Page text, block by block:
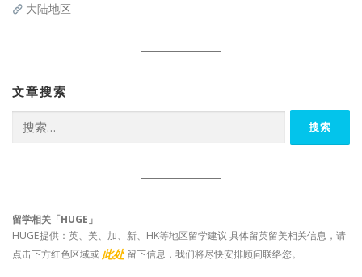
大陆地区
文章搜索
索：
留学相关「HUGE」
HUGE提供：英、美、加、新、HK等地区留学建议 具体留英留美相关信息，请
点击下方红色区域或 此处 留下信息，我们将尽快安排顾问联络您。